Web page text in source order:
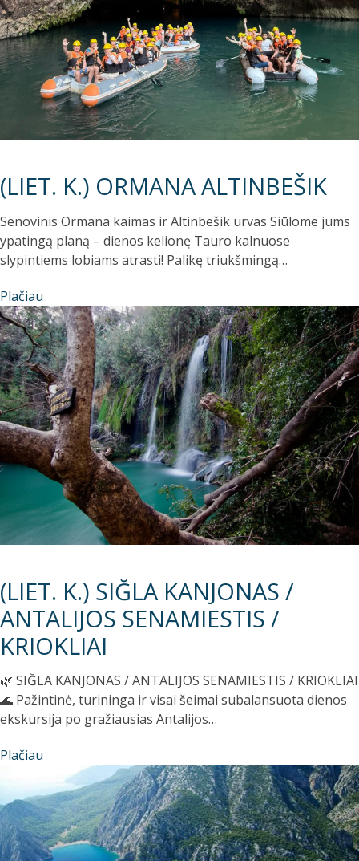
(LIET. K.) ORMANA ALTINBEŠIK
Senovinis Ormana kaimas ir Altinbešik urvas Siūlome jums
ypatingą planą – dienos kelionę Tauro kalnuose
slypintiems lobiams atrasti! Palikę triukšmingą…
Plačiau
(LIET. K.) SIĞLA KANJONAS /
ANTALIJOS SENAMIESTIS /
KRIOKLIAI
🌿 SIĞLA KANJONAS / ANTALIJOS SENAMIESTIS / KRIOKLIAI
🌊 Pažintinė, turininga ir visai šeimai subalansuota dienos
ekskursija po gražiausias Antalijos…
Plačiau